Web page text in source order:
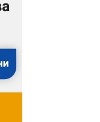
цієї групи
з використанням
комп’ютерна
рівень якого